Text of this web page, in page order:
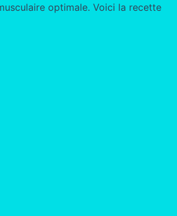
optimale. Voici la recette